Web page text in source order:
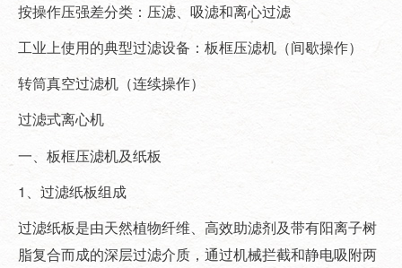
按操作压强差分类：压滤、吸滤和离心过滤
工业上使用的典型过滤设备：板框压滤机（间歇操作）
转筒真空过滤机（连续操作）
过滤式离心机
一、板框压滤机及纸板
1、过滤纸板组成
过滤纸板是由天然植物纤维、高效助滤剂及带有阳离子树
脂复合而成的深层过滤介质，通过机械拦截和静电吸附两